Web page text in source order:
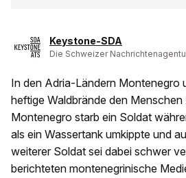
Keystone-SDA
Die Schweizer
In den Adria-Ländern Montenegro
heftige Waldbrände den
Montenegro starb ein Soldat
als ein Wassertank umkippte und
weiterer Soldat sei dabei schwer
berichteten montenegrinische